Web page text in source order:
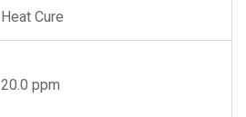
Heat Cure
20.0 ppm